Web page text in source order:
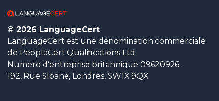
© 2026 LanguageCert
LanguageCert est une dénomination commerciale
de PeopleCert Qualifications Ltd.
Numéro d’entreprise britannique 09620926.
192, Rue Sloane, Londres, SW1X 9QX